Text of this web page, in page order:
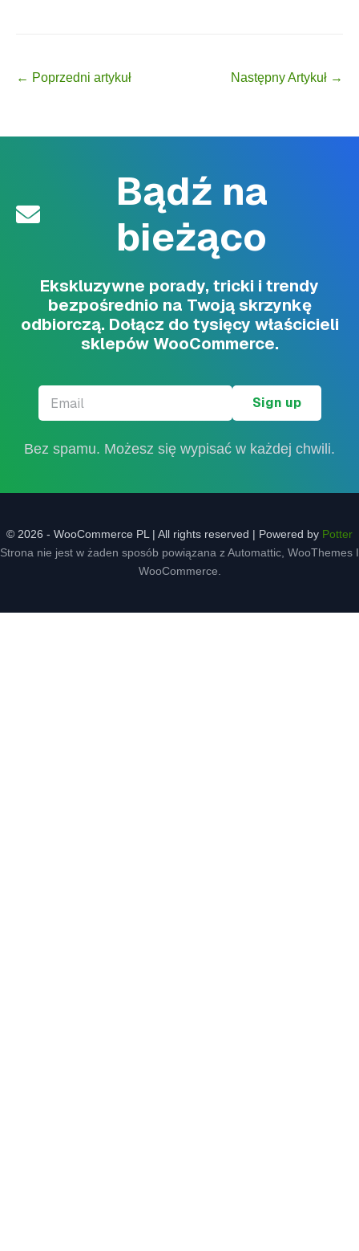
Post Navigation
← Poprzedni artykuł Następny Artykuł →
Bądź na
bieżąco
Ekskluzywne porady, tricki i trendy
bezpośrednio na Twoją skrzynkę
odbiorczą. Dołącz do tysięcy właścicieli
sklepów WooCommerce.
Email*
Bez spamu. Możesz się wypisać w każdej chwili.
© 2026 - WooCommerce PL | All rights reserved | Powered by Potter
Strona nie jest w żaden sposób powiązana z Automattic, WooThemes I
WooCommerce.